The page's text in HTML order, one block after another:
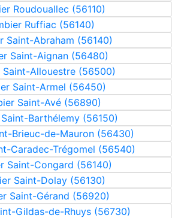
Roudouallec (56110)
Ruffiac (56140)
Saint-Abraham (56140)
Saint-Aignan (56480)
Saint-Allouestre (56500)
Saint-Armel (56450)
Saint-Avé (56890)
Barthélemy (56150)
Brieuc-de-Mauron (56430)
Caradec-Trégomel (56540)
Saint-Congard (56140)
Saint-Dolay (56130)
Saint-Gérand (56920)
Gildas-de-Rhuys (56730)